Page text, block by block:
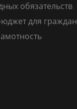
обязательств
для граждан